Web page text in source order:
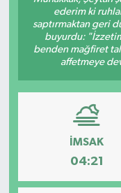
ederim ki
saptırmaktan geri
buyurdu:
benden mağfiret
affetmeye
İMSAK
04:21